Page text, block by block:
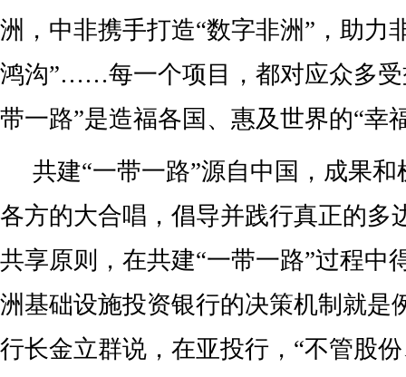
洲，中非携手打造“数字非洲”，助力
鸿沟”……每一个项目，都对应众多受
带一路”是造福各国、惠及世界的“幸
共建“一带一路”源自中国，成果
各方的大合唱，倡导并践行真正的多
共享原则，在共建“一带一路”过程中
洲基础设施投资银行的决策机制就是
行长金立群说，在亚投行，“不管股